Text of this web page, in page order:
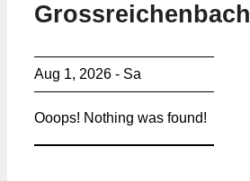
Grossreichenbach
Aug 1, 2026 - Sa
Ooops! Nothing was found!